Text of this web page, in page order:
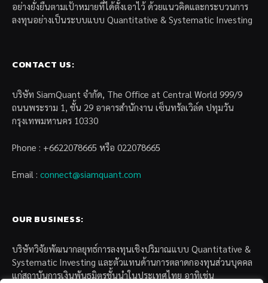
อย่างยั่งยืนตามเป้าหมายที่ได้ตั้งเอาไว้ ด้วยแนวคิดและกระบวนการ
ลงทุนอย่างเป็นระบบแบบ Quantitative & Systematic Investing
CONTACT US:
บริษัท SiamQuant จำกัด, The Office at Central World 999/9
ถนนพระราม 1, ชั้น 29 อาคารสำนักงาน เซ็นทรัลเวิล์ด ปทุมวัน
กรุงเทพมหานคร 10330
Phone : +6622078665 หรือ 022078665
Email : connect@siamquant.com
OUR BUSINESS:
บริษัทวิจัยพัฒนากลยุทธ์การลงทุนเชิงปริมาณแบบ Quantitative &
Systematic Investing และตัวแทนด้านการตลาดกองทุนส่วนบุคคล
แก่สถาบันการเงินพันธมิตรชั้นนำในประเทศไทย อาทิเช่น